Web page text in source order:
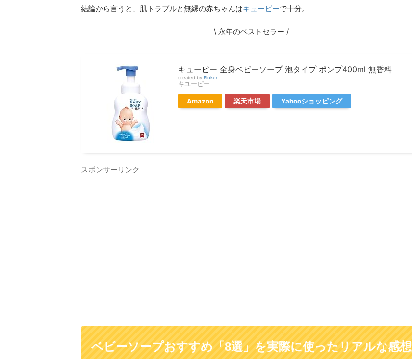
結論から言うと、肌トラブルと無縁の赤ちゃんはキューピーで十分。
\ 永年のベストセラー /
キューピー 全身ベビーソープ 泡タイプ ポンプ400ml 無香料
created by Rinker
キユーピー
Amazon 楽天市場 Yahooショッピング
スポンサーリンク
ベビーソープおすすめ「8選」を実際に使ったリアルな感想